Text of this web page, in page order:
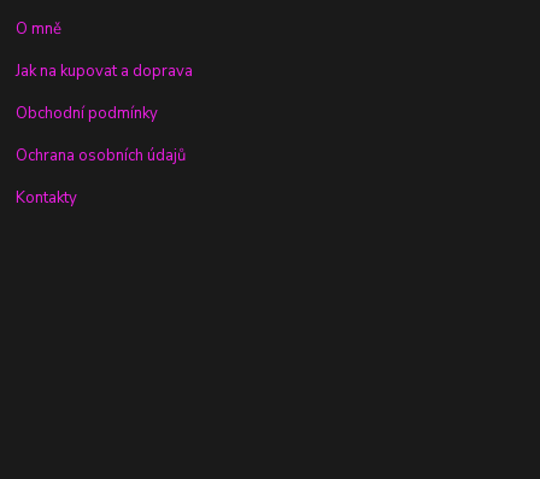
O mně
Jak na kupovat a doprava
Obchodní podmínky
Ochrana osobních údajů
Kontakty